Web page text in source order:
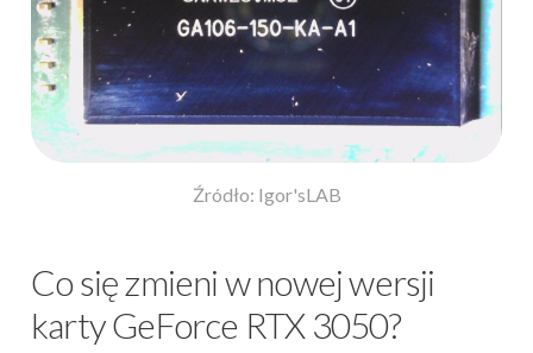
Źródło: Igor'sLAB
Co się zmieni w nowej wersji
karty GeForce RTX 3050?